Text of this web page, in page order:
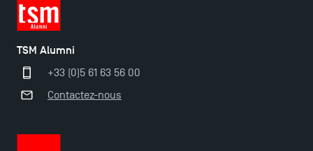
TSM Alumni
+33 (0)5 61 63 56 00
Contactez-nous